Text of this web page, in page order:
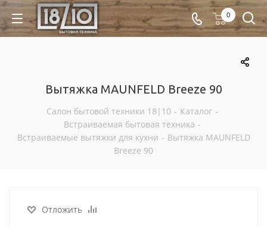
0
Вытяжка MAUNFELD Breeze 90
Салон бытовой техники 18|10 - Каталог -
Встраиваемая бытовая техника -
Встраиваемые вытяжки для кухни - Вытяжка MAUNFELD
Breeze 90
Отложить